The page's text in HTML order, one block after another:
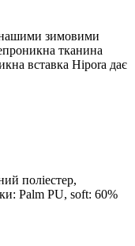
нашими зимовими
тканина
вставка Hipora дає
поліестер,
Palm PU, soft: 60%